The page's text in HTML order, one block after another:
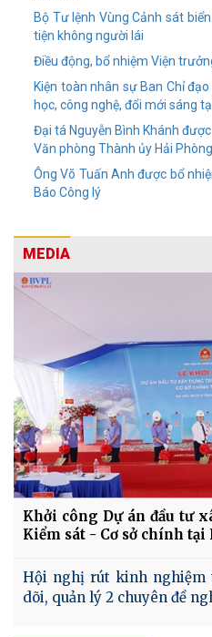
Bộ Tư lệnh Vùng Cảnh sát
tiện không người lái
Điều động, bổ nhiệm Viện
Kiện toàn nhân sự Ban Chỉ
học, công nghệ, đổi mới sáng
Đại tá Nguyễn Bình Khánh
Văn phòng Thành ủy Hải Phòng
Ông Võ Tuấn Anh được bổ
Báo Công lý
MEDIA
Khởi công Dự án đầu tư
Kiểm sát - Cơ sở chính tại
Hội nghị rút kinh nghiệm
dõi, quản lý 2 chuyên đề